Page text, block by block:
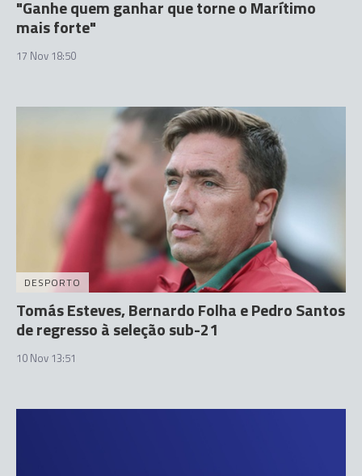
"Ganhe quem ganhar que torne o Marítimo
mais forte"
17 Nov 18:50
DESPORTO
Tomás Esteves, Bernardo Folha e Pedro Santos
de regresso à seleção sub-21
10 Nov 13:51